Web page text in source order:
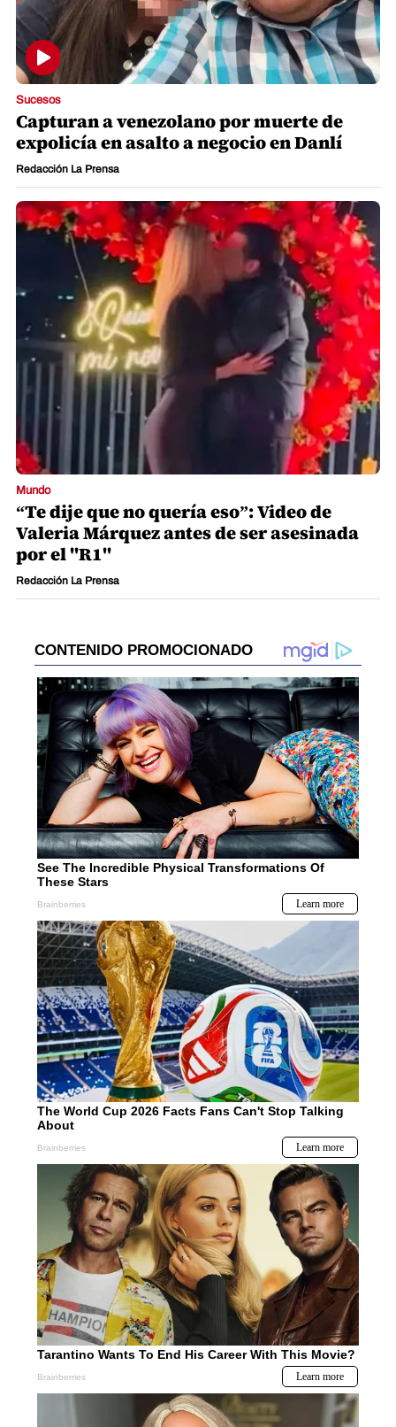
Sucesos
Capturan a venezolano por muerte de
expolicía en asalto a negocio en Danlí
Redacción La Prensa
Mundo
“Te dije que no quería eso”: Video de
Valeria Márquez antes de ser asesinada
por el "R1"
Redacción La Prensa